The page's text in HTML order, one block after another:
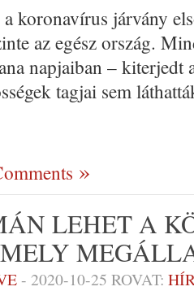
koronavírus járvány
az egész ország.
napjaiban – kiterjedt
tagjai sem
LEHET A
- 2020-10-25 ROVAT: